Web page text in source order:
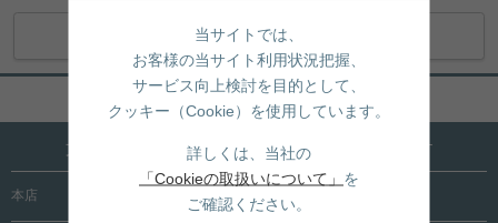
スタッフ一覧を見る
ページトップへ戻る
文京区内に15店舗！売買も賃貸も全店で承ります
本店 根津店
当サイトでは、
お客様の当サイト利用状況把握、
サービス向上検討を目的として、
クッキー（Cookie）を使用しています。
詳しくは、当社の
「Cookieの取扱いについて」 を
ご確認ください。